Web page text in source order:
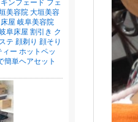
ンフェード フェ
美容院 大垣美容
屋 岐阜美容院
阜床屋 割引き ク
テ 顔剃り 顔そり
ー ホットペッ
簡単ヘアセット